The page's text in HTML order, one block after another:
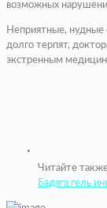
возможных
Неприятные,
долго терпят,
экстренным
Читайте
Бадяга гель